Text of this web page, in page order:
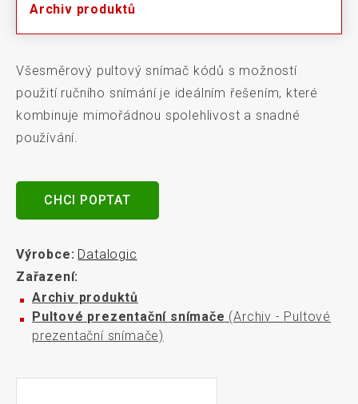
Archiv produktů
Všesměrový pultový snímač kódů s možností
použití ručního snímání je ideálním řešením, které
kombinuje mimořádnou spolehlivost a snadné
používání.
CHCI POPTAT
Výrobce: Datalogic
Zařazení:
Archiv produktů
Pultové prezentační snímače (Archiv - Pultové
prezentační snímače)